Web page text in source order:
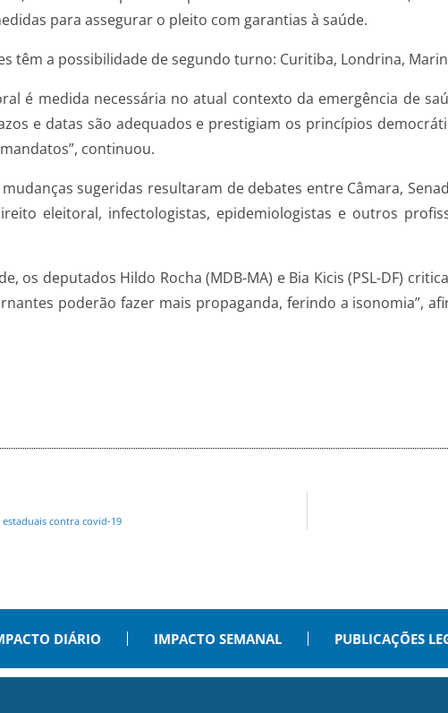
para assegurar o pleito com garantias à saúde.
têm a possibilidade de segundo turno: Curitiba, Londrina,
é medida necessária no atual contexto da emergência de
e datas são adequados e prestigiam os princípios
continuou.
sugeridas resultaram de debates entre Câmara,
eleitoral, infectologistas, epidemiologistas e outros
os deputados Hildo Rocha (MDB-MA) e Bia Kicis (PSL-DF)
poderão fazer mais propaganda, ferindo a isonomia”,
estaduais contra covid-19
DIÁRIO IMPACTO SEMANAL PUBLICAÇÕES